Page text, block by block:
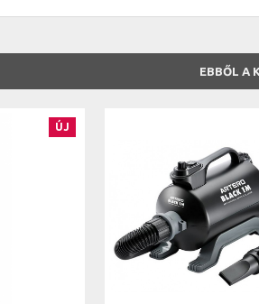
EBBŐL A
ÚJ